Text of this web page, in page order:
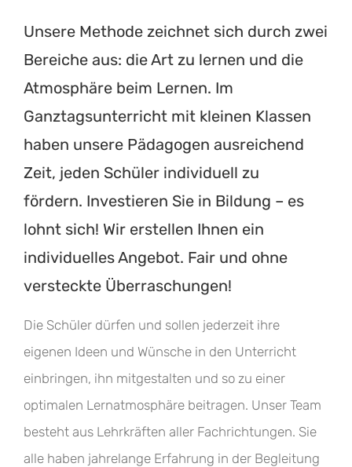
Unsere Methode zeichnet sich durch zwei
Bereiche aus: die Art zu lernen und die
Atmosphäre beim Lernen. Im
Ganztagsunterricht mit kleinen Klassen
haben unsere Pädagogen ausreichend
Zeit, jeden Schüler individuell zu
fördern. Investieren Sie in Bildung – es
lohnt sich! Wir erstellen Ihnen ein
individuelles Angebot. Fair und ohne
versteckte Überraschungen!
Die Schüler dürfen und sollen jederzeit ihre
eigenen Ideen und Wünsche in den Unterricht
einbringen, ihn mitgestalten und so zu einer
optimalen Lernatmosphäre beitragen. Unser Team
besteht aus Lehrkräften aller Fachrichtungen. Sie
alle haben jahrelange Erfahrung in der Begleitung